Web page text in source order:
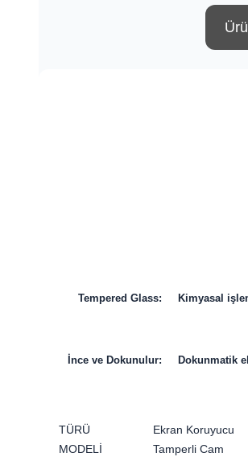
Tempered Glass: Kimyasal
İnce ve Dokunulur: Dokunmatik
TÜRÜ
Ekran Koruyucu
MODELİ
Tamperli Cam